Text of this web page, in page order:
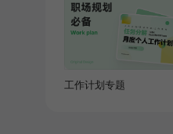
工作计划专题